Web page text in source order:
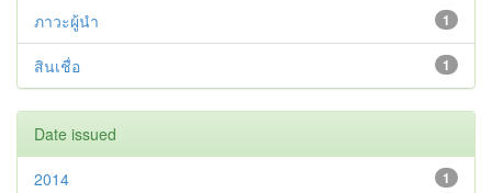
1
ภาวะผู้นำ
1
สินเชื่อ
Date issued
1
2014